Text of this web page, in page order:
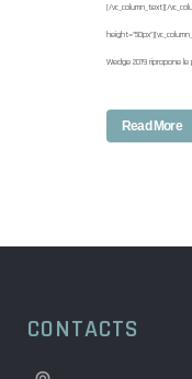
[/vc_column_text][/
Wedge 2019 ripropone
Read More
CONTACTS